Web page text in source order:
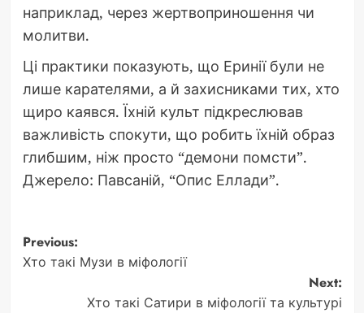
наприклад, через жертвоприношення чи
молитви.
Ці практики показують, що Еринії були не
лише карателями, а й захисниками тих, хто
щиро каявся. Їхній культ підкреслював
важливість спокути, що робить їхній образ
глибшим, ніж просто “демони помсти”.
Джерело: Павсаній, “Опис Еллади”.
Post
navigation
Previous:
Хто такі Музи в міфології
Next:
Хто такі Сатири в міфології та культурі